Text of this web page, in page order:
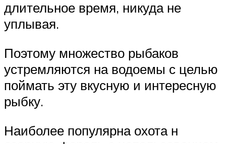
длительное время, никуда не
уплывая.
Поэтому множество рыбаков
устремляются на водоемы с целью
поймать эту вкусную и интересную
рыбку.
Наиболее популярна охота н